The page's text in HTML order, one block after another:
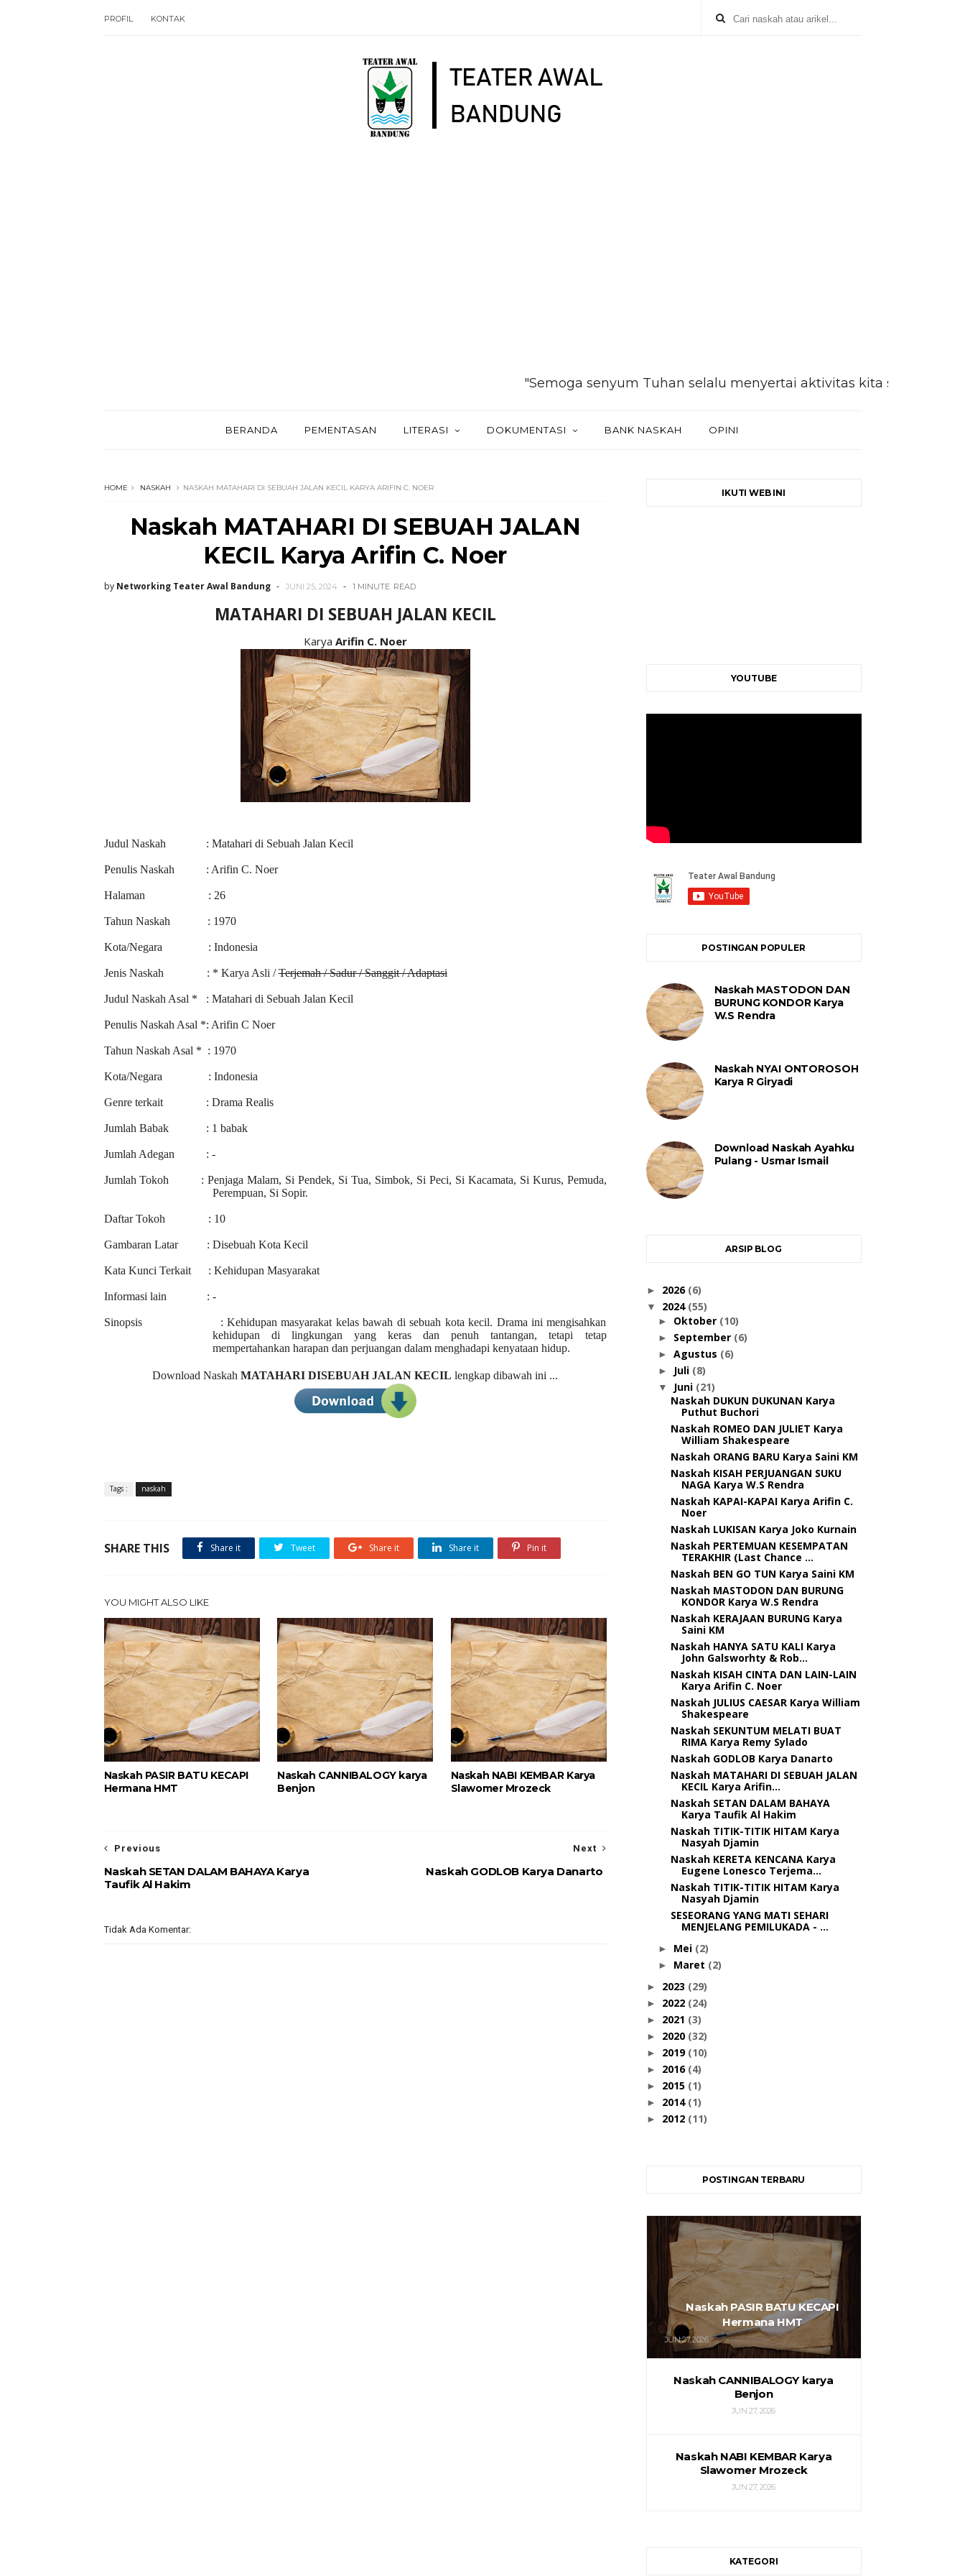
PROFIL KONTAK
"Semoga senyum Tuhan selalu menyertai aktivitas kita selaku khalifah
BERANDA PEMENTASAN LITERASI DOKUMENTASI BANK NASKAH OPINI
HOME NASKAH NASKAH MATAHARI DI SEBUAH JALAN KECIL KARYA ARIFIN C. NOER
Naskah MATAHARI DI SEBUAH JALAN
KECIL Karya Arifin C. Noer
by Networking Teater Awal Bandung JUNI 25, 2024 1 MINUTE READ
MATAHARI DI SEBUAH JALAN KECIL
Karya Arifin C. Noer
Judul Naskah : Matahari di Sebuah Jalan Kecil
Penulis Naskah : Arifin C. Noer
Halaman : 26
Tahun Naskah : 1970
Kota/Negara : Indonesia
Jenis Naskah : * Karya Asli /Terjemah / Sadur / Sanggit / Adaptasi
Judul Naskah Asal * : Matahari di Sebuah Jalan Kecil
Penulis Naskah Asal *: Arifin C Noer
Tahun Naskah Asal * : 1970
Kota/Negara : Indonesia
Genre terkait : Drama Realis
Jumlah Babak : 1 babak
Jumlah Adegan : -
Jumlah Tokoh : Penjaga Malam, Si Pendek, Si Tua, Simbok, Si Peci, Si Kacamata, Si Kurus, Pemuda,
Perempuan, Si Sopir.
Daftar Tokoh : 10
Gambaran Latar : Disebuah Kota Kecil
Kata Kunci Terkait : Kehidupan Masyarakat
Informasi lain : -
Sinopsis : Kehidupan masyarakat kelas bawah di sebuah kota kecil. Drama ini mengisahkan
kehidupan di lingkungan yang keras dan penuh tantangan, tetapi tetap
mempertahankan harapan dan perjuangan dalam menghadapi kenyataan hidup.
Download Naskah MATAHARI DISEBUAH JALAN KECIL lengkap dibawah ini ...
Tags : naskah
SHARE THIS Share it Tweet Share it Share it Pin it
YOU MIGHT ALSO LIKE
Naskah PASIR BATU KECAPI
Hermana HMT
Naskah CANNIBALOGY karya
Benjon
Naskah NABI KEMBAR Karya
Slawomer Mrozeck
Next
Naskah GODLOB Karya Danarto
Previous
Naskah SETAN DALAM BAHAYA Karya
Taufik Al Hakim
Tidak Ada Komentar:
IKUTI WEB INI
YOUTUBE
POSTINGAN POPULER
Naskah MASTODON DAN
BURUNG KONDOR Karya
W.S Rendra
Naskah NYAI ONTOROSOH
Karya R Giryadi
Download Naskah Ayahku
Pulang - Usmar Ismail
ARSIP BLOG
► 2026 (6)
▼ 2024 (55)
► Oktober (10)
► September (6)
►Agustus (6)
► Juli (8)
▼ Juni (21)
Naskah DUKUN DUKUNAN Karya
Puthut Buchori
Naskah ROMEO DAN JULIET Karya
William Shakespeare
Naskah ORANG BARU Karya Saini KM
Naskah KISAH PERJUANGAN SUKU
NAGA Karya W.S Rendra
Naskah KAPAI-KAPAI Karya Arifin C.
Noer
Naskah LUKISAN Karya Joko Kurnain
Naskah PERTEMUAN KESEMPATAN
TERAKHIR (Last Chance ...
Naskah BEN GO TUN Karya Saini KM
Naskah MASTODON DAN BURUNG
KONDOR Karya W.S Rendra
Naskah KERAJAAN BURUNG Karya
Saini KM
Naskah HANYA SATU KALI Karya
John Galsworhty & Rob...
Naskah KISAH CINTA DAN LAIN-LAIN
Karya Arifin C. Noer
Naskah JULIUS CAESAR Karya William
Shakespeare
Naskah SEKUNTUM MELATI BUAT
RIMA Karya Remy Sylado
Naskah GODLOB Karya Danarto
Naskah MATAHARI DI SEBUAH JALAN
KECIL Karya Arifin...
Naskah SETAN DALAM BAHAYA
Karya Taufik Al Hakim
Naskah TITIK-TITIK HITAM Karya
Nasyah Djamin
Naskah KERETA KENCANA Karya
Eugene Lonesco Terjema...
Naskah TITIK-TITIK HITAM Karya
Nasyah Djamin
SESEORANG YANG MATI SEHARI
MENJELANG PEMILUKADA - ...
► Mei (2)
► Maret (2)
► 2023 (29)
► 2022 (24)
► 2021 (3)
► 2020 (32)
► 2019 (10)
► 2016 (4)
► 2015 (1)
► 2014 (1)
► 2012 (11)
POSTINGAN TERBARU
Naskah PASIR BATU KECAPI
Hermana HMT
JUN 27, 2026
Naskah CANNIBALOGY karya
Benjon
JUN 27, 2026
Naskah NABI KEMBAR Karya
Slawomer Mrozeck
JUN 27, 2026
KATEGORI